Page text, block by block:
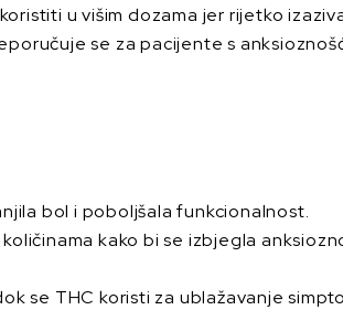
u višim dozama jer rijetko
se za pacijente s
bol i poboljšala funkcionalnost.
kako bi se izbjegla
se THC koristi za ublažavanje